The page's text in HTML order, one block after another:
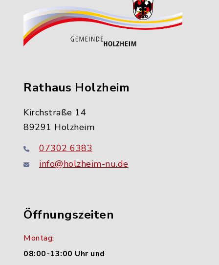
Rathaus Holzheim
Kirchstraße 14
89291 Holzheim
07302 6383
info@holzheim-nu.de
Öffnungszeiten
Montag:
08:00-13:00 Uhr und